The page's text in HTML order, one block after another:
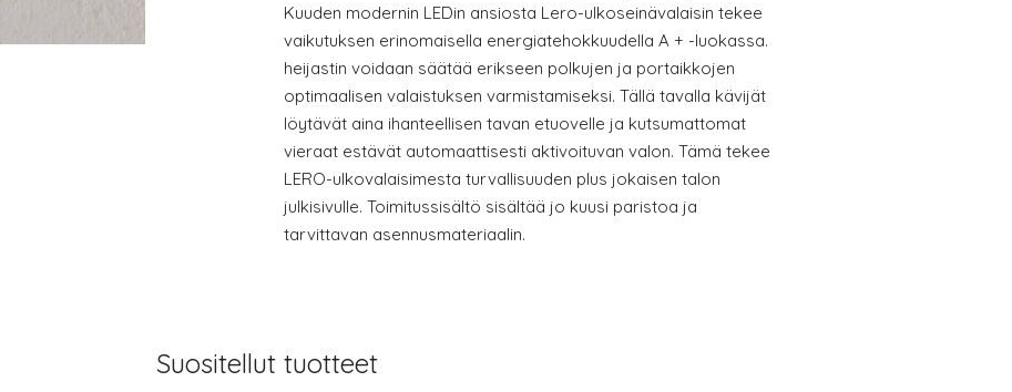
Kuuden modernin LEDin ansiosta Lero-ulkoseinävalaisin tekee
vaikutuksen erinomaisella energiatehokkuudella A + -luokassa.
heijastin voidaan säätää erikseen polkujen ja portaikkojen
optimaalisen valaistuksen varmistamiseksi. Tällä tavalla kävijät
löytävät aina ihanteellisen tavan etuovelle ja kutsumattomat
vieraat estävät automaattisesti aktivoituvan valon. Tämä tekee
LERO-ulkovalaisimesta turvallisuuden plus jokaisen talon
julkisivulle. Toimitussisältö sisältää jo kuusi paristoa ja
tarvittavan asennusmateriaalin.
Suositellut tuotteet